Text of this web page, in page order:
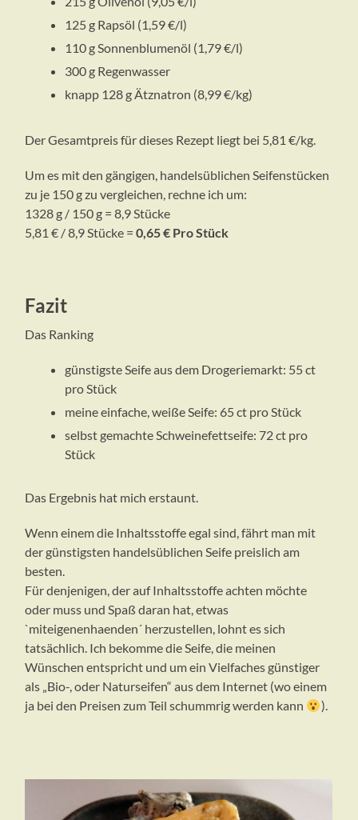
125 g Rapsöl (1,59 €/l)
110 g Sonnenblumenöl (1,79 €/l)
300 g Regenwasser
knapp 128 g Ätznatron (8,99 €/kg)
Der Gesamtpreis für dieses Rezept liegt bei 5,81 €/kg.
Um es mit den gängigen, handelsüblichen Seifenstücken
zu je 150 g zu vergleichen, rechne ich um:
1328 g / 150 g = 8,9 Stücke
5,81 € / 8,9 Stücke =0,65 € Pro Stück
Fazit
Das Ranking
günstigste Seife aus dem Drogeriemarkt: 55 ct
pro Stück
meine einfache, weiße Seife: 65 ct pro Stück
selbst gemachte Schweinefettseife: 72 ct pro
Stück
Das Ergebnis hat mich erstaunt.
Wenn einem die Inhaltsstoffe egal sind, fährt man mit
der günstigsten handelsüblichen Seife preislich am
besten.
Für denjenigen, der auf Inhaltsstoffe achten möchte
oder muss und Spaß daran hat, etwas
`miteigenenhaenden´ herzustellen, lohnt es sich
tatsächlich. Ich bekomme die Seife, die meinen
Wünschen entspricht und um ein Vielfaches günstiger
als „Bio-, oder Naturseifen“ aus dem Internet (wo einem
ja bei den Preisen zum Teil schummrig werden kann
).